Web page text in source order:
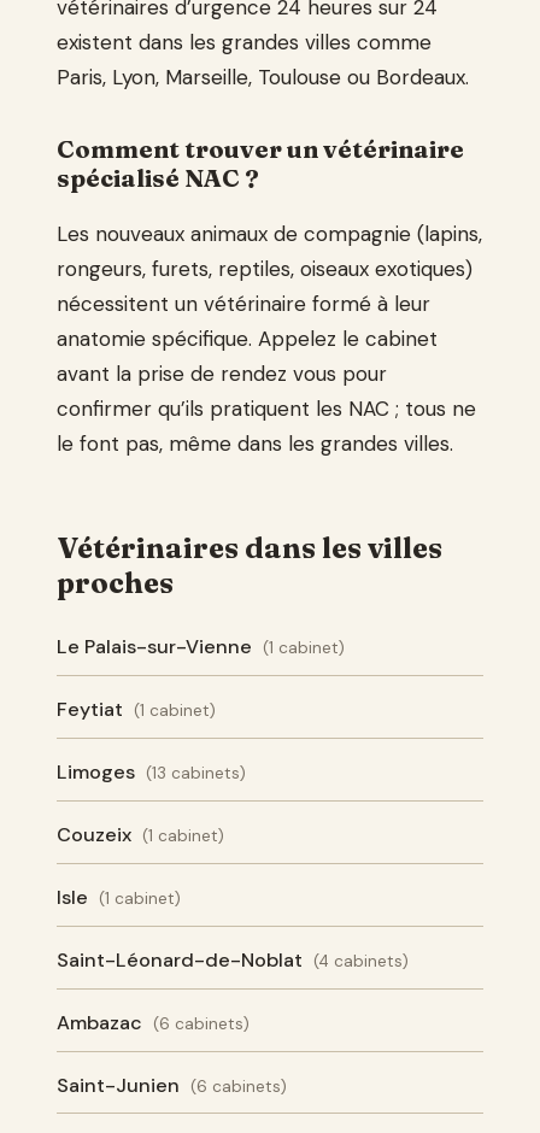
vétérinaires d’urgence 24 heures sur 24
existent dans les grandes villes comme
Paris, Lyon, Marseille, Toulouse ou Bordeaux.
Comment trouver un vétérinaire
spécialisé NAC ?
Les nouveaux animaux de compagnie (lapins,
rongeurs, furets, reptiles, oiseaux exotiques)
nécessitent un vétérinaire formé à leur
anatomie spécifique. Appelez le cabinet
avant la prise de rendez vous pour
confirmer qu’ils pratiquent les NAC ; tous ne
le font pas, même dans les grandes villes.
Vétérinaires dans les villes
proches
Le Palais-sur-Vienne (1 cabinet)
Feytiat (1 cabinet)
Limoges (13 cabinets)
Couzeix (1 cabinet)
Isle (1 cabinet)
Saint-Léonard-de-Noblat (4 cabinets)
Ambazac (6 cabinets)
Saint-Junien (6 cabinets)